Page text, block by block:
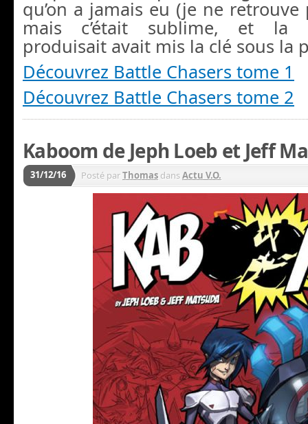
qu’on a jamais eu (je ne retrouve
mais c’était sublime, et
produisait avait mis la clé sous la
Découvrez Battle Chasers tome 1
Découvrez Battle Chasers tome 2
Kaboom de Jeph Loeb et Jeff
31/12/16 Posté parThomas dansActu V.O.